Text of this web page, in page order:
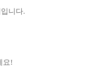
니다.
요!